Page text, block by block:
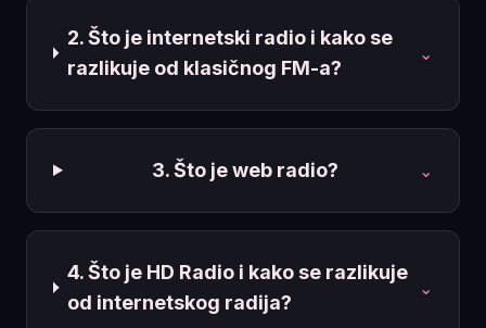
2. Što je internetski radio i kako se
razlikuje od klasičnog FM-a?
⌄
3. Što je web radio? ⌄
4. Što je HD Radio i kako se razlikuje
od internetskog radija?
⌄